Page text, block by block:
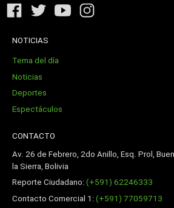
NOTICIAS
Tema del día
Noticias
Deportes
Espectáculos
CONTACTO
Av. 26 de Febrero, 2do Anillo, Esq. Prol,
la Sierra, Bolivia
Reporte Ciudadano:(+591) 62246333
Contacto Comercial 1:(+591) 77059713